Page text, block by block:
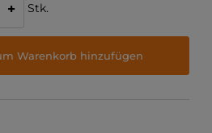
+ Stk.
Warenkorb hinzufügen